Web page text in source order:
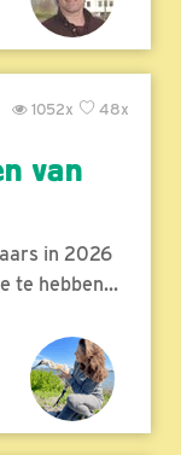
48x
1052x
van
in 2026
te hebben...